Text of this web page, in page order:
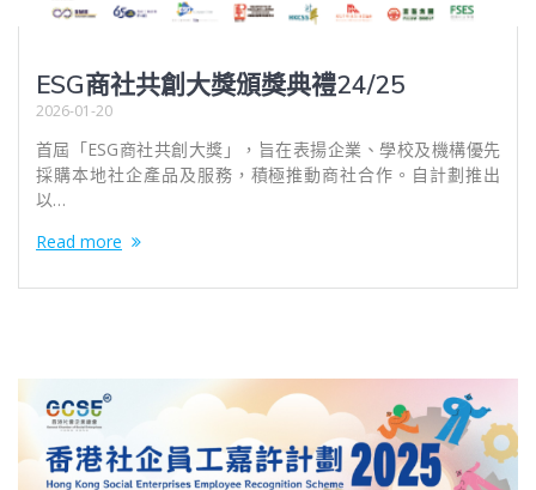
ESG商社共創大獎頒獎典禮24/25
2026-01-20
首屆「ESG商社共創大獎」，旨在表揚企業、學校及機構優先
採購本地社企產品及服務，積極推動商社合作。自計劃推出
以…
Read more